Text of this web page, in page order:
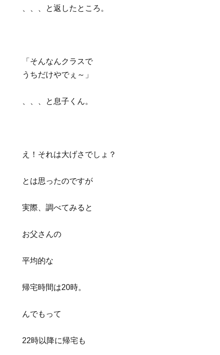
、、、と返したところ。
「そんなんクラスで
うちだけやでぇ～」
、、、と息子くん。
え！それは大げさでしょ？
とは思ったのですが
実際、調べてみると
お父さんの
平均的な
帰宅時間は20時。
んでもって
22時以降に帰宅も